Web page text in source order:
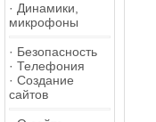
· Динамики,
микрофоны
· Безопасность
· Телефония
· Создание
сайтов